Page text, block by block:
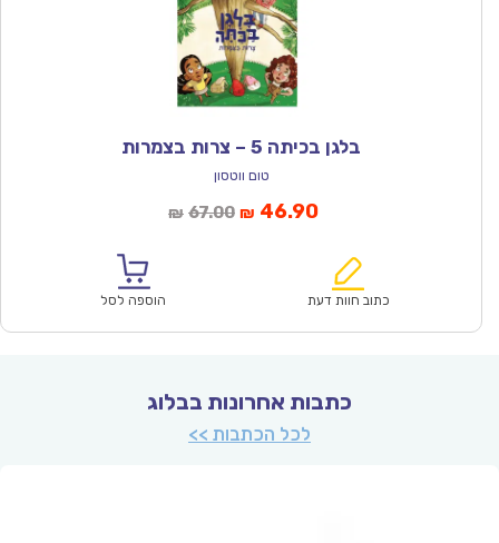
בלגן בכיתה 5 – צרות בצמרות
טום ווטסון
₪ 67.00המחיר
₪67.00.
₪ 46.90המחיר
הוא:
כתוב חוות דעת הוספה לסל
כתבות אחרונות בבלוג
לכל הכתבות >>